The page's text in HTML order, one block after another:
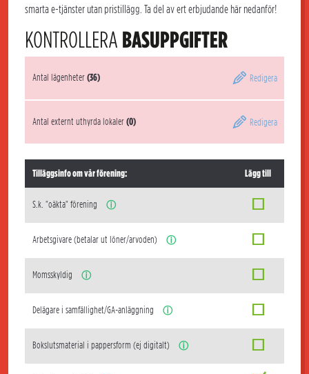
smarta e-tjänster utan pristillägg. Ta del av ert erbjudande här nedanför!
KONTROLLERA BASUPPGIFTER
Antal lägenheter(36) Redigera
Antal externt uthyrda lokaler(0) Redigera
Tilläggsinfo om vår förening: Lägg till
S.k. "oäkta" förening ⓘ
Arbetsgivare (betalar ut löner/arvoden) ⓘ
Momsskyldig ⓘ
Delägare i samfällighet/GA-anläggning ⓘ
Bokslutsmaterial i pappersform (ej digitalt) ⓘ